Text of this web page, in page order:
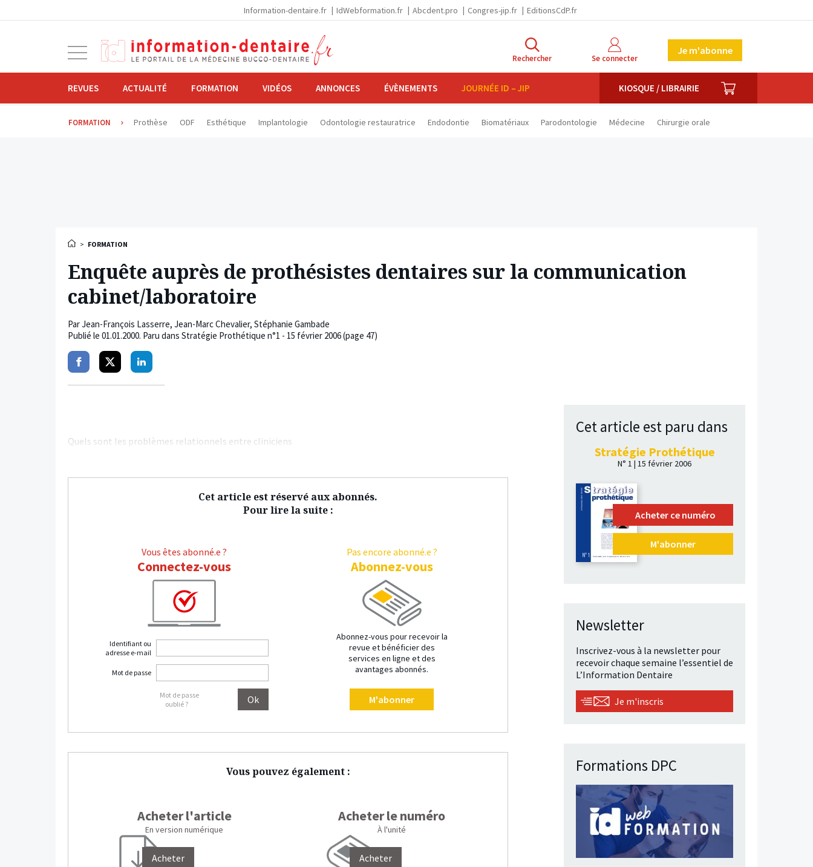
Information-dentaire.fr IdWebformation.fr Abcdent.pro Congres-jip.fr EditionsCdP.fr
navigation
Rechercher Se connecter
Je m'abonne
REVUES ACTUALITÉ FORMATION VIDÉOS ANNONCES ÉVÈNEMENTS JOURNÉE ID – JIP KIOSQUE / LIBRAIRIE PANIER
FORMATION Prothèse ODF Esthétique Implantologie Odontologie restauratrice Endodontie Biomatériaux Parodontologie Médecine Chirurgie orale
> FORMATION
Enquête auprès de prothésistes dentaires sur la communication
cabinet/laboratoire
ParJean-François Lasserre, Jean-Marc Chevalier, Stéphanie Gambade
Publié le 01.01.2000. Paru dans Stratégie Prothétique n°1 - 15 février 2006 (page 47)
PartagerPartagerPartager
Quels sont les problèmes relationnels entre cliniciens
Cet article est réservé aux abonnés.
Pour lire la suite :
Vous êtes abonné.e ?
Connectez-vous
Identifiant ou
adresse e-mail
Mot de passe
Mot de passe
oublié ?
Pas encore abonné.e ?
Abonnez-vous
Abonnez-vous pour recevoir la
revue et bénéficier des
services en ligne et des
avantages abonnés.
M'abonner
Vous pouvez également :
Acheter l'article
En version numérique
Acheter
Acheter le numéro
À l'unité
Acheter
Cet article est paru dans
Stratégie Prothétique
N° 1 | 15 février 2006
Acheter ce numéro
M'abonner
Newsletter
Inscrivez-vous à la newsletter pour
recevoir chaque semaine l’essentiel de
L’Information Dentaire
Je m'inscris
Formations DPC